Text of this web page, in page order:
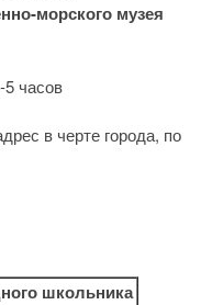
морского музея
5 часов
в черте города, по
школьника